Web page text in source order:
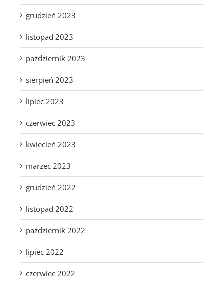
grudzień 2023
listopad 2023
październik 2023
sierpień 2023
lipiec 2023
czerwiec 2023
kwiecień 2023
marzec 2023
grudzień 2022
listopad 2022
październik 2022
lipiec 2022
czerwiec 2022